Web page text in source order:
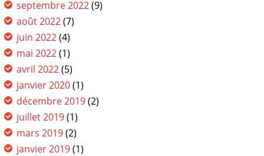
septembre 2022(9)
août 2022(7)
juin 2022(4)
mai 2022(1)
avril 2022(5)
janvier 2020(1)
décembre 2019(2)
juillet 2019(1)
mars 2019(2)
janvier 2019(1)